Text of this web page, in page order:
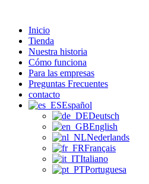
wechselnInicio
Tienda
Nuestra historia
Cómo funciona
Para las empresas
Preguntas Frecuentes
contacto
Español
Deutsch
English
Nederlands
Français
Italiano
Portuguesa